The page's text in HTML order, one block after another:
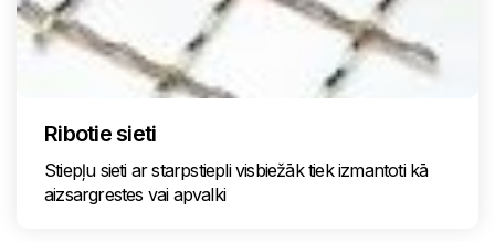
Ribotie sieti
Stiepļu sieti ar starpstiepli visbiežāk tiek izmantoti kā
aizsargrestes vai apvalki